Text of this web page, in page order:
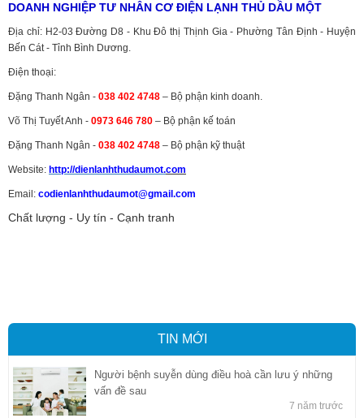
DOANH NGHIỆP TƯ NHÂN CƠ ĐIỆN LẠNH THỦ DẦU MỘT
Địa chỉ: H2-03 Đường D8 - Khu Đô thị Thịnh Gia - Phường Tân Định - Huyện
Bến Cát - Tỉnh Bình Dương.
Điện thoại:
Đặng Thanh Ngân - 038 402 4748 – Bộ phận kinh doanh.
Võ Thị Tuyết Anh - 0973 646 780 – Bộ phận kế toán
Đặng Thanh Ngân - 038 402 4748 – Bộ phận kỹ thuật
Website: http://dienlanhthudaumot.com
Email: codienlanhthudaumot@gmail.com
Chất lượng - Uy tín - Cạnh tranh
TIN MỚI
Người bệnh suyễn dùng điều hoà cần lưu ý những
vấn đề sau
7 năm trước